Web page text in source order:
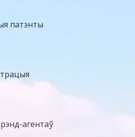
патэнты
агентаў